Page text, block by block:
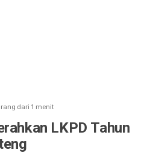
dari 1 menit
LKPD Tahun